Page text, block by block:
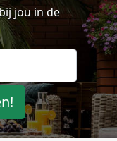
jou in de